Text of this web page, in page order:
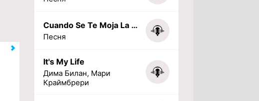
Cuando Se Te Moja La Tarea (PHONK) (Slowed + Reverbed)
Песня
It's My Life
Дима Билан, Мари
Краймбрери